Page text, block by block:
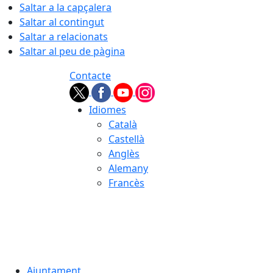
Saltar a la capçalera
Saltar al contingut
Saltar a relacionats
Saltar al peu de pàgina
Contacte
Idiomes
Català
Castellà
Anglès
Alemany
Francès